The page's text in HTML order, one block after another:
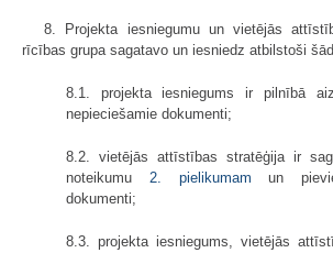
8. Projekta iesniegumu un vietējās
rīcības grupa sagatavo un iesniedz atbilstoši
8.1. projekta iesniegums ir pilnībā
nepieciešamie dokumenti;
8.2. vietējās attīstības stratēģija ir
noteikumu 2. pielikumam un
dokumenti;
8.3. projekta iesniegums, vietējās